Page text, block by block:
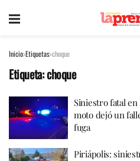
Inicio Etiquetas choque
Etiqueta:choque
Siniestro fatal
moto dejó un
fuga
Piriápolis: